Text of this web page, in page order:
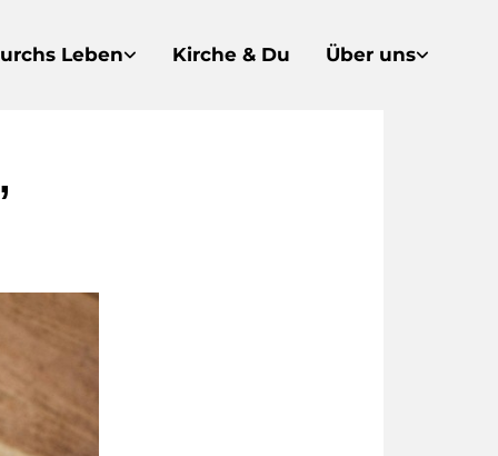
Leben Kirche & Du Über uns